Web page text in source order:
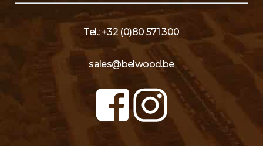
Tel.: +32 (0)80 571 300
sales@belwood.be